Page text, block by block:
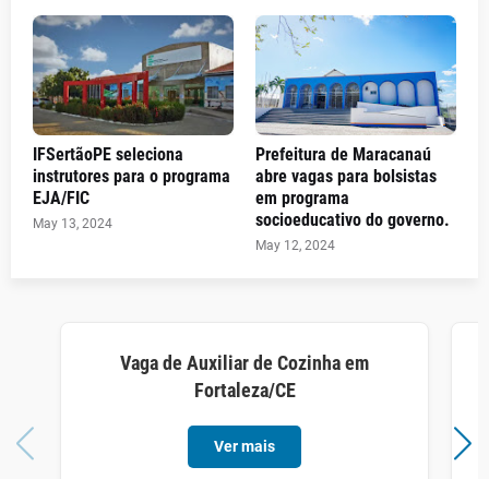
IFSertãoPE seleciona
instrutores para o programa
EJA/FIC
May 13, 2024
Prefeitura de Maracanaú
abre vagas para bolsistas
em programa
socioeducativo do governo.
May 12, 2024
Vaga de Auxiliar de Cozinha em
Fortaleza/CE
Ver mais